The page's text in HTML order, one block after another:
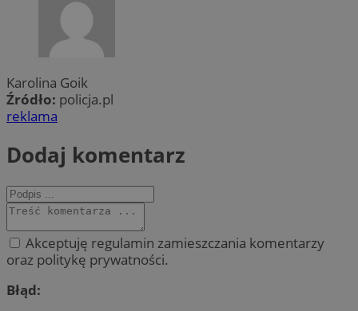
Karolina Goik
Źródło: policja.pl
reklama
Dodaj komentarz
Akceptuję regulamin zamieszczania komentarzy
oraz politykę prywatności.
Błąd: